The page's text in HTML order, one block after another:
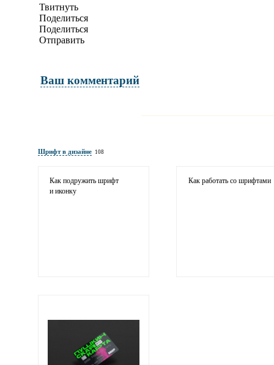
Твитнуть
Поделиться
Поделиться
Отправить
Ваш комментарий
Шрифт в дизайне 108
Как подружить шрифт
и иконку
Как работать со шрифтами